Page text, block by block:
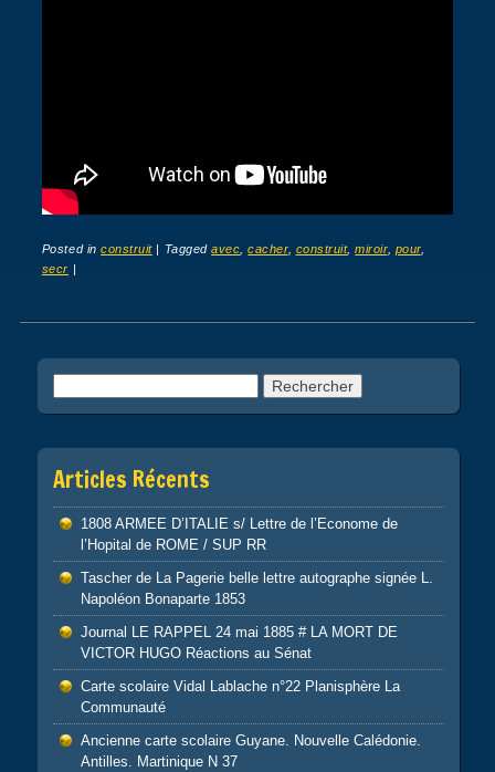
Posted inconstruit | Taggedavec ,cacher, construit,miroir, pour,
secr |
Post navigation
Articles Récents
1808 ARMEE D’ITALIE s/ Lettre de l’Econome de
l’Hopital de ROME / SUP RR
Tascher de La Pagerie belle lettre autographe signée L.
Napoléon Bonaparte 1853
Journal LE RAPPEL 24 mai 1885 # LA MORT DE
VICTOR HUGO Réactions au Sénat
Carte scolaire Vidal Lablache n°22 Planisphère La
Communauté
Ancienne carte scolaire Guyane. Nouvelle Calédonie.
Antilles. Martinique N 37